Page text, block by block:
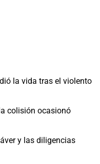
la vida tras el violento
colisión ocasionó
y las diligencias